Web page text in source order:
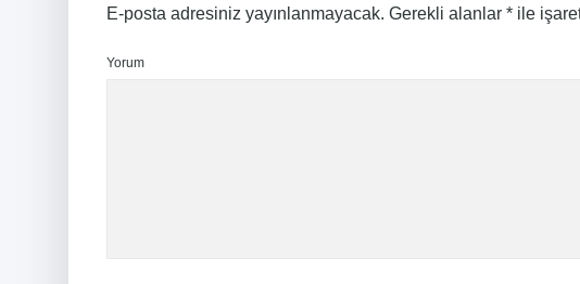
E-posta adresiniz yayınlanmayacak. Gerekli alanlar * ile
Yorum